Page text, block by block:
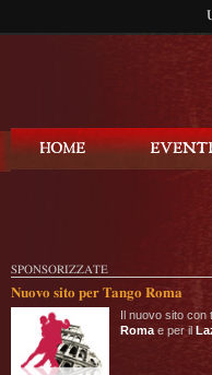
SPONSORIZZATE
Nuovo sito per Tango Roma
Il nuovo sito con
Roma e per il